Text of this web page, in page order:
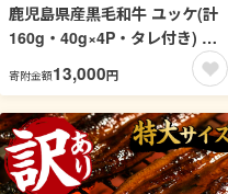
鹿児島県産黒毛和牛 ユッケ(計
160g・40g×4P・タレ付き) 牛
肉 肉 黒毛和牛 国産 国産牛 九
州 鹿児島 鹿児島県産 生食 ユッ
ケ 冷凍 小分け こわけ タレ付き
便利 ギフト【バクロ】【00-
030-19】
寄附金額13,000円